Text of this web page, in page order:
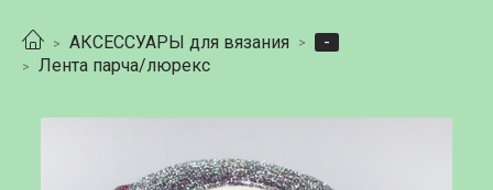
АКСЕССУАРЫ для вязания
-
Лента парча/люрекс